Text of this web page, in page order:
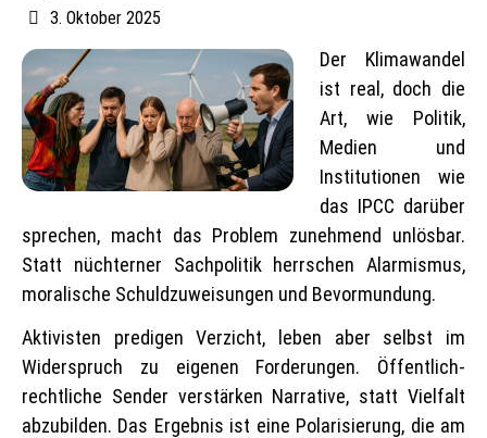
3. Oktober 2025
Der Klimawandel
ist real, doch die
Art, wie Politik,
Medien und
Institutionen wie
das IPCC darüber
sprechen, macht das Problem zunehmend unlösbar.
Statt nüchterner Sachpolitik herrschen Alarmismus,
moralische Schuldzuweisungen und Be­vor­mun­dung.
Aktivisten predigen Verzicht, leben aber selbst im
Widerspruch zu eigenen Forderungen. Öffentlich-
rechtliche Sender verstärken Narrative, statt Vielfalt
abzubilden. Das Ergebnis ist eine Polarisierung, die am